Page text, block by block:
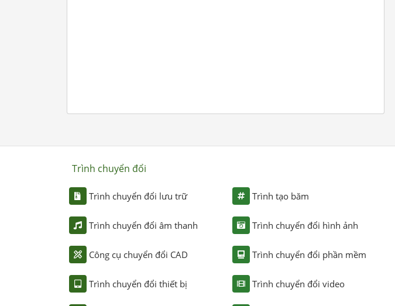
Trình chuyển đổi
Trình chuyển đổi lưu trữ
Trình chuyển đổi âm thanh
Công cụ chuyển đổi CAD
Trình chuyển đổi thiết bị
Trình tạo băm
Trình chuyển đổi hình ảnh
Trình chuyển đổi phần mềm
Trình chuyển đổi video